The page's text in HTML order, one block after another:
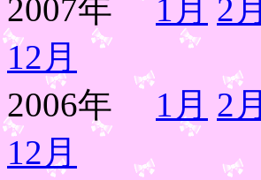
2007年1月 2月
12月
2006年 1月 2月
12月